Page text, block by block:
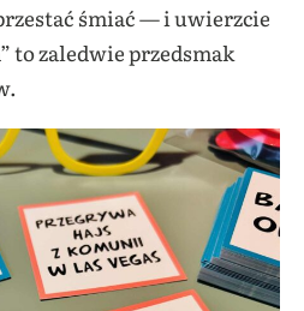
śmiać — i uwierzcie
to zaledwie przedsmak